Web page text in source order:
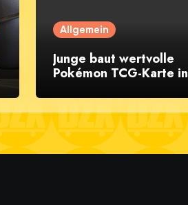
Allgemein
Junge baut wertvolle
Pokémon TCG-Karte in